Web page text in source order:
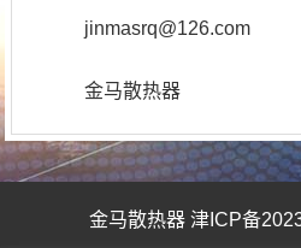
jinmasrq@126.com
金马散热器
金马散热器 津ICP备